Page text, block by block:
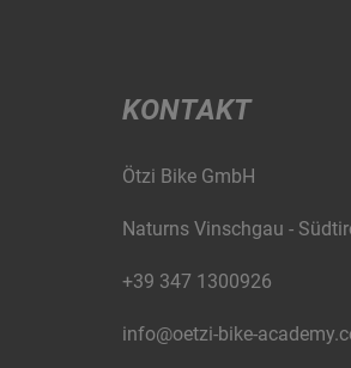
KONTAKT
Ötzi Bike GmbH
Naturns Vinschgau -
+39 347 1300926
info@oetzi-bike-